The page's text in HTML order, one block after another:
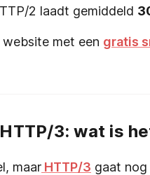
2 laadt gemiddeld
met een gratis
3: wat is
maar HTTP/3 gaat nog